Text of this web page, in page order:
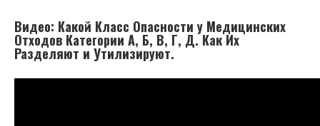
Видео: Какой Класс Опасности у Медицинских
Отходов Категории А, Б, В, Г, Д. Как Их
Разделяют и Утилизируют.